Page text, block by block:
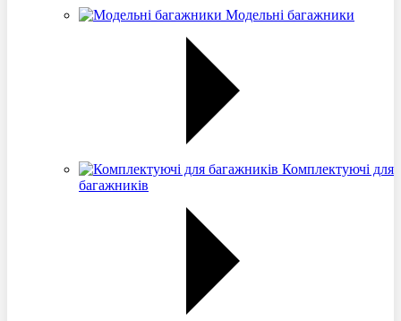
Модельні багажники
Комплектуючі для
багажників